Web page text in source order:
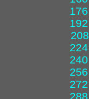
176
192
208
224
240
256
272
288